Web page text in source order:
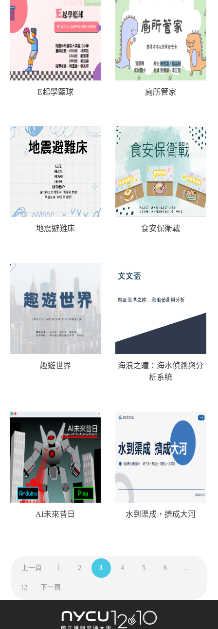
E起學籃球 廁所管家
地震避難床 食安保衛戰
趣遊世界
海浪之瞳：海水偵測與分
析系統
AI未來昔日 水到渠成，擠成大河
上一頁 1 2 3 4 5 6
12 下一頁